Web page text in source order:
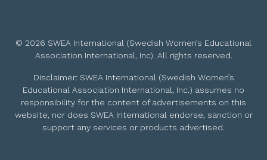
© 2026 SWEA International (Swedish Women’s Educational
Association International, Inc). All rights reserved.
Disclaimer: SWEA International (Swedish Women’s
Educational Association International, Inc.) assumes no
responsibility for the content of advertisements on this
website, nor does SWEA International endorse, sanction or
support any services or products advertised.